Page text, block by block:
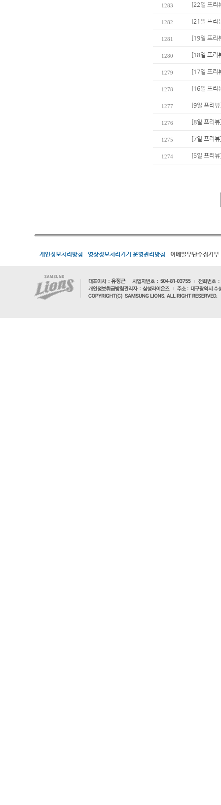
1283 [22일 프리
1282 [21일 프리
1281 [19일 프리
1280 [18일 프리
1279 [17일 프리
1278 [16일 프리
1277 [9일 프리
1276 [8일 프리
1275 [7일 프리
1274 [5일 프리
개인정보처리방침 영상정보처리기기 운영관리방침 이메일무단수집거부